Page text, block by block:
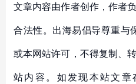
文章内容由作者创作，作者
合法性。出海易倡导尊重与
或本网站许可，不得复制、
站内容。如发现本站文